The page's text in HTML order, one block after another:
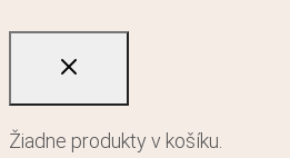
Žiadne produkty v košíku.